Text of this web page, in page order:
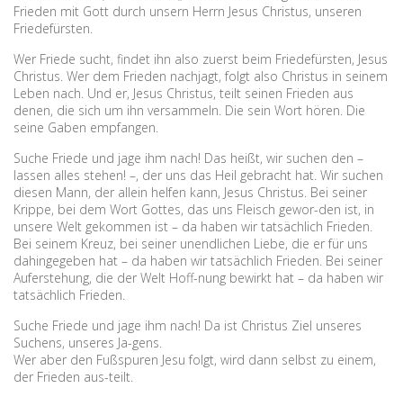
Frieden mit Gott durch unsern Herrn Jesus Christus, unseren
Friedefürsten.
Wer Friede sucht, findet ihn also zuerst beim Friedefürsten, Jesus
Christus. Wer dem Frieden nachjagt, folgt also Christus in seinem
Leben nach. Und er, Jesus Christus, teilt seinen Frieden aus
denen, die sich um ihn versammeln. Die sein Wort hören. Die
seine Gaben empfangen.
Suche Friede und jage ihm nach! Das heißt, wir suchen den –
lassen alles stehen! –, der uns das Heil gebracht hat. Wir suchen
diesen Mann, der allein helfen kann, Jesus Christus. Bei seiner
Krippe, bei dem Wort Gottes, das uns Fleisch gewor-den ist, in
unsere Welt gekommen ist – da haben wir tatsächlich Frieden.
Bei seinem Kreuz, bei seiner unendlichen Liebe, die er für uns
dahingegeben hat – da haben wir tatsächlich Frieden. Bei seiner
Auferstehung, die der Welt Hoff-nung bewirkt hat – da haben wir
tatsächlich Frieden.
Suche Friede und jage ihm nach! Da ist Christus Ziel unseres
Suchens, unseres Ja-gens.
Wer aber den Fußspuren Jesu folgt, wird dann selbst zu einem,
der Frieden aus-teilt.